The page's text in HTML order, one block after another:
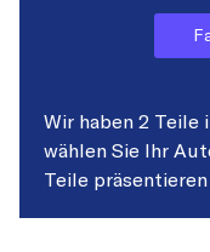
Wir haben 2
wählen Sie Ihr
Teile